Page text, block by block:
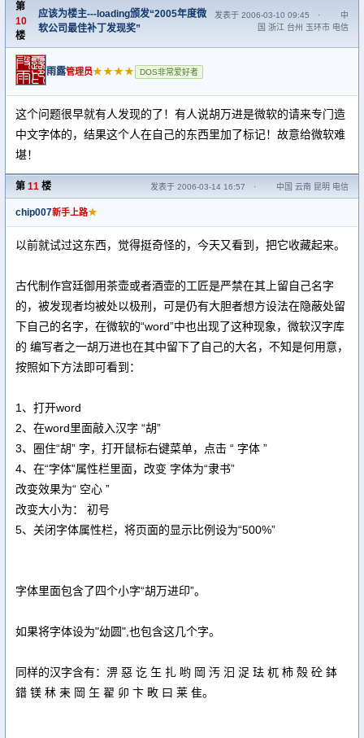
第
10
楼
应该为楼主---loading颁发“2005年度微
软公司最佳补丁发现奖”
发表于 2006-03-10 09:45 ·
中
国 浙江 台州 玉环市 电信
雨露管理员★★★★ DOS非常爱好者
这个问题很早就有人发现的了！有人说胡万进是微软的请来专门造
中文字体的，结果这个人在自己的东西里加了标记！故意给微软难
堪！
第 11 楼 发表于 2006-03-14 16:57 · 中国 云南 昆明 电信
chip007新手上路★
以前就试过这东西，觉得挺奇怪的，今天又看到，把它收藏起来。
古代制作宫廷御用茶壶或者酒壶的工匠是严禁在其上留自己名字
的，被发现者均被处以极刑，可是仍有大胆者想方设法在隐蔽处留
下自己的名字，在微软的“word”中也出现了这种现象，微软汉字库
的 编写者之一胡万进也在其中留下了自己的大名，不知是何用意，
按照如下方法即可看到：
1、打开word
2、在word里面敲入汉字 “胡”
3、圈住“胡” 字，打开鼠标右键菜单，点击 “ 字体 ”
4、在“字体”属性栏里面，改变 字体为“隶书”
改变效果为“ 空心 ”
改变大小为： 初号
5、关闭字体属性栏，将页面的显示比例设为“500%”
字体里面包含了四个小字“胡万进印”。
如果将字体设为"幼圆",也包含这几个字。
同样的汉字含有：淠 惡 讫 玍 扎 哟 岡 汚 汩 浞 珐 杌 柿 殻 砼 鉢
錯 镁 秫 耒 岡 玍 翟 卯 卞 畋 曰 莱 隹。